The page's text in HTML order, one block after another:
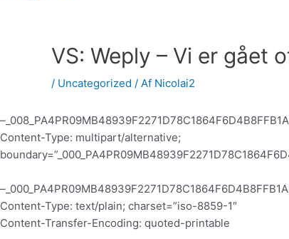
VS: Weply – Vi er gået
/ Uncategorized / Af Nicolai2
Content-Type: multipart/alternative;
Content-Type: text/plain; charset=”iso-8859-1″
Content-Transfer-Encoding: quoted-printable